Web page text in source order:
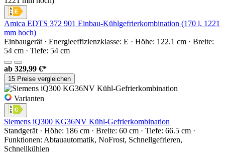
Amica EDTS 372 901 Einbau-Kühlgefrierkombination (170 l, 1221
mm hoch)
Einbaugerät · Energieeffizienzklasse: E · Höhe: 122.1 cm · Breite:
54 cm · Tiefe: 54 cm
ab 329,99 €*
15 Preise vergleichen
Varianten
Siemens iQ300 KG36NV Kühl-Gefrierkombination
Standgerät · Höhe: 186 cm · Breite: 60 cm · Tiefe: 66.5 cm ·
Funktionen: Abtauautomatik, NoFrost, Schnellgefrieren,
Schnellkühlen